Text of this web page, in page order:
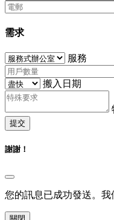
需求
服務
搬入日期
提交
謝謝！
您的訊息已成功發送。我